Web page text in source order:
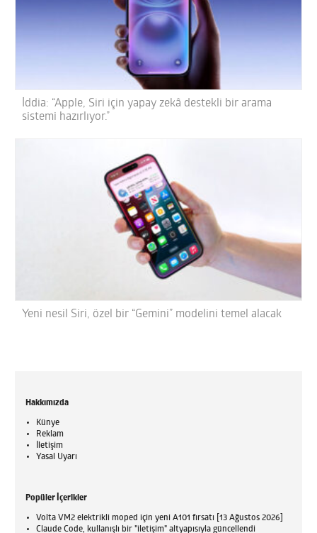
İddia: “Apple, Siri için yapay zekâ destekli bir arama
sistemi hazırlıyor.”
Yeni nesil Siri, özel bir “Gemini” modelini temel alacak
Hakkımızda
Künye
Reklam
İletişim
Yasal Uyarı
Popüler İçerikler
Volta VM2 elektrikli moped için yeni A101 fırsatı [13 Ağustos 2026]
Claude Code, kullanışlı bir "iletişim" altyapısıyla güncellendi